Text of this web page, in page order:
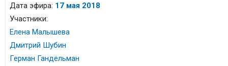
Дата эфира: 17 мая 2018
Участники:
Елена Малышева
Дмитрий Шубин
Герман Гандельман